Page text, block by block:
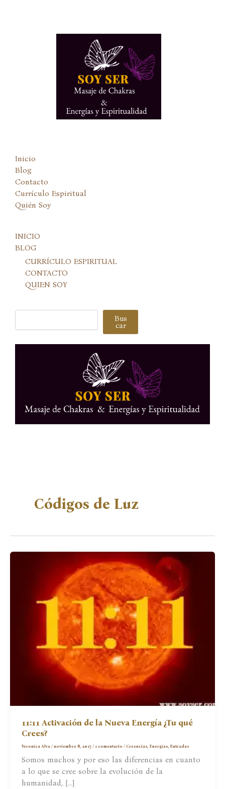
Inicio
Blog
Contacto
Currículo Espiritual
Quién Soy
INICIO
BLOG
CURRÍCULO ESPIRITUAL
CONTACTO
QUIEN SOY
Buscar Bus
car
Códigos de Luz
11:11 Activación de la Nueva Energía ¿Tu qué
Crees?
Veronica Alva/noviembre 8, 2017/ 1 comentario /Creencias,Energías,Entradas
Somos muchos y por eso las diferencias en cuanto
a lo que se cree sobre la evolución de la
humanidad, […]